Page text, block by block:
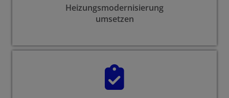
Heizungsmodernisierung
umsetzen